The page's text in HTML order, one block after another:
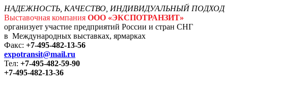
НАДЕЖНОСТЬ, КАЧЕСТВО, ИНДИВИДУАЛЬНЫЙ ПОДХОД
Выставочная компания ООО «ЭКСПОТРАНЗИТ»
организует участие предприятий России и стран СНГ
в Международных выставках, ярмарках
Факс: +7-495-482-13-56
expotransit@mail.ru
Тел: +7-495-482-59-90
+7-495-482-13-36